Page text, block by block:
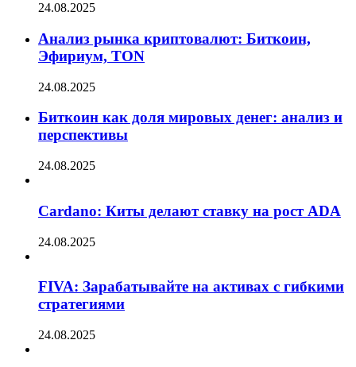
24.08.2025
Анализ рынка криптовалют: Биткоин,
Эфириум, TON
24.08.2025
Биткоин как доля мировых денег: анализ и
перспективы
24.08.2025
Cardano: Киты делают ставку на рост ADA
24.08.2025
FIVA: Зарабатывайте на активах с гибкими
стратегиями
24.08.2025